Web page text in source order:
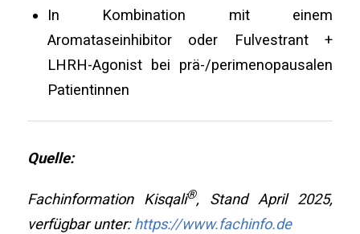
In Kombination mit einem
Aromataseinhibitor oder Fulvestrant +
LHRH-Agonist bei prä-/perimenopausalen
Patientinnen
Quelle:
Fachinformation Kisqali®, Stand April 2025,
verfügbar unter:https://www.fachinfo.de